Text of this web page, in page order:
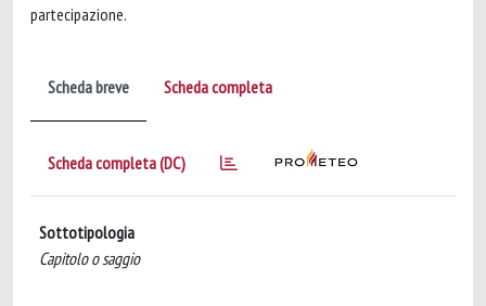
partecipazione.
Scheda breve Scheda completa
Scheda completa (DC)
Sottotipologia
Capitolo o saggio